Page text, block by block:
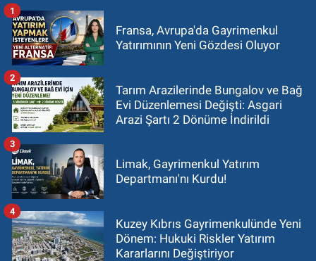
Fransa, Avrupa'da Gayrimenkul
Yatırımının Yeni Gözdesi Oluyor
1
Tarım Arazilerinde Bungalov ve Bağ
Evi Düzenlemesi Değişti: Asgari
Arazi Şartı 2 Dönüme İndirildi
2
Limak, Gayrimenkul Yatırım
Departmanı'nı Kurdu!
3
Kuzey Kıbrıs Gayrimenkulünde Yeni
Dönem: Hukuki Riskler Yatırım
Kararlarını Değiştiriyor
4